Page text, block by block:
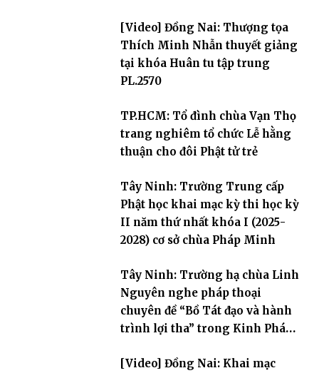
[Video] Đồng Nai: Thượng tọa
Thích Minh Nhẫn thuyết giảng
tại khóa Huân tu tập trung
PL.2570
TP.HCM: Tổ đình chùa Vạn Thọ
trang nghiêm tổ chức Lễ hằng
thuận cho đôi Phật tử trẻ
Tây Ninh: Trường Trung cấp
Phật học khai mạc kỳ thi học kỳ
II năm thứ nhất khóa I (2025-
2028) cơ sở chùa Pháp Minh
Tây Ninh: Trường hạ chùa Linh
Nguyên nghe pháp thoại
chuyên đề “Bồ Tát đạo và hành
trình lợi tha” trong Kinh Pháp
[Video] Đồng Nai: Khai mạc